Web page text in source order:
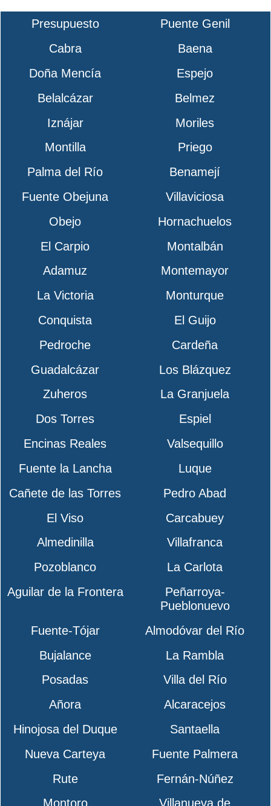
Presupuesto
Puente Genil
Cabra
Baena
Doña Mencía
Espejo
Belalcázar
Belmez
Iznájar
Moriles
Montilla
Priego
Palma del Río
Benamejí
Fuente Obejuna
Villaviciosa
Obejo
Hornachuelos
El Carpio
Montalbán
Adamuz
Montemayor
La Victoria
Monturque
Conquista
El Guijo
Pedroche
Cardeña
Guadalcázar
Los Blázquez
Zuheros
La Granjuela
Dos Torres
Espiel
Encinas Reales
Valsequillo
Fuente la Lancha
Luque
Cañete de las Torres
Pedro Abad
El Viso
Carcabuey
Almedinilla
Villafranca
Pozoblanco
La Carlota
Aguilar de la Frontera
Peñarroya-
Pueblonuevo
Fuente-Tójar
Almodóvar del Río
Bujalance
La Rambla
Posadas
Villa del Río
Añora
Alcaracejos
Hinojosa del Duque
Santaella
Nueva Carteya
Fuente Palmera
Rute
Fernán-Núñez
Montoro
Villanueva de